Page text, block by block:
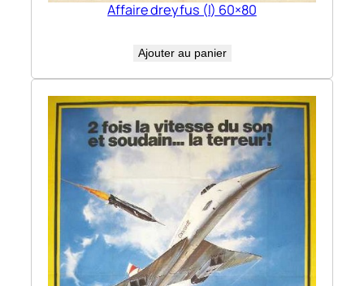
Affaire dreyfus (l) 60×80
Ajouter au panier